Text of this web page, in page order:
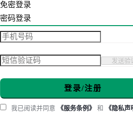
免密登录
密码登录
发送验
登录/注册
我已阅读并同意 《服务条例》 和 《隐私声